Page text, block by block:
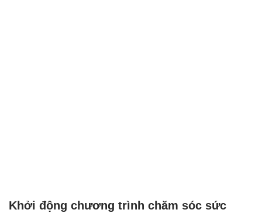
Khởi động chương trình chăm sóc sức